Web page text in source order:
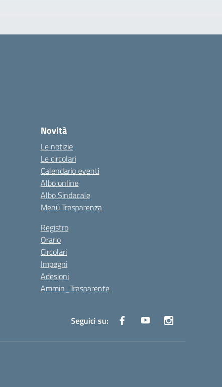
Novità
Le notizie
Le circolari
Calendario eventi
Albo online
Albo Sindacale
Menù Trasparenza
Registro
Orario
Circolari
Impegni
Adesioni
Ammin_Trasparente
Seguici su: